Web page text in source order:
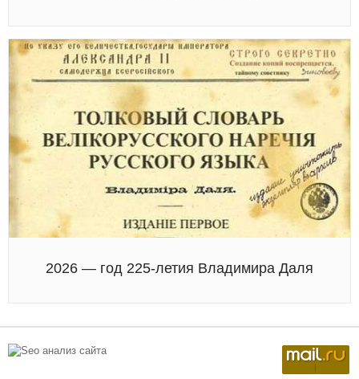
2026 — год 225-летия Владимира Даля